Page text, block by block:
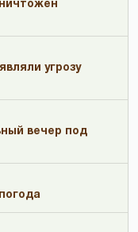
угрозу
вечер под